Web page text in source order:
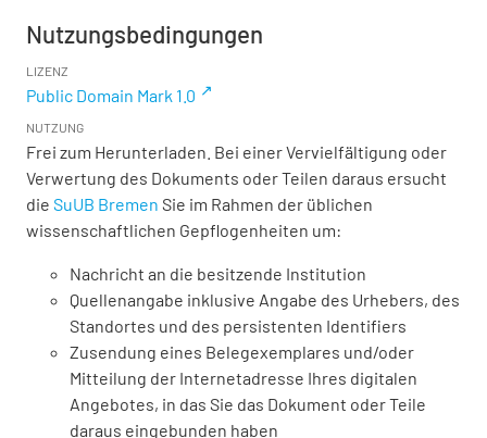
Nutzungsbedingungen
LIZENZ
Public Domain Mark 1.0
NUTZUNG
Frei zum Herunterladen. Bei einer Vervielfältigung oder
Verwertung des Dokuments oder Teilen daraus ersucht
die SuUB Bremen Sie im Rahmen der üblichen
wissenschaftlichen Gepflogenheiten um:
Nachricht an die besitzende Institution
Quellenangabe inklusive Angabe des Urhebers, des
Standortes und des persistenten Identifiers
Zusendung eines Belegexemplares und/oder
Mitteilung der Internetadresse Ihres digitalen
Angebotes, in das Sie das Dokument oder Teile
daraus eingebunden haben